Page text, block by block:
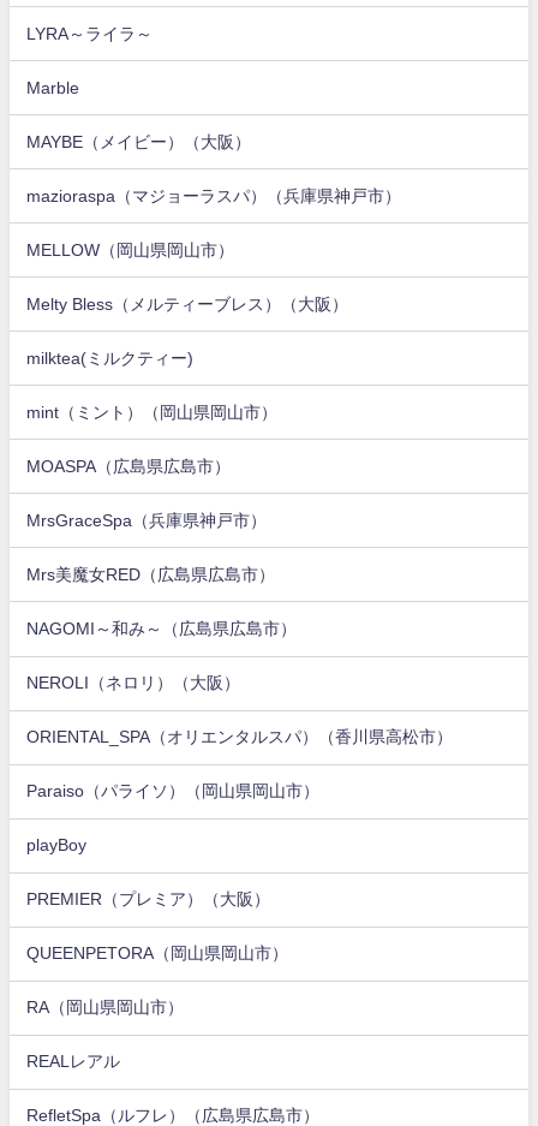
LYRA～ライラ～
Marble
MAYBE（メイビー）（大阪）
mazioraspa（マジョーラスパ）（兵庫県神戸市）
MELLOW（岡山県岡山市）
Melty Bless（メルティーブレス）（大阪）
milktea(ミルクティー)
mint（ミント）（岡山県岡山市）
MOASPA（広島県広島市）
MrsGraceSpa（兵庫県神戸市）
Mrs美魔女RED（広島県広島市）
NAGOMI～和み～（広島県広島市）
NEROLI（ネロリ）（大阪）
ORIENTAL_SPA（オリエンタルスパ）（香川県高松市）
Paraiso（パライソ）（岡山県岡山市）
playBoy
PREMIER（プレミア）（大阪）
QUEENPETORA（岡山県岡山市）
RA（岡山県岡山市）
REALレアル
RefletSpa（ルフレ）（広島県広島市）